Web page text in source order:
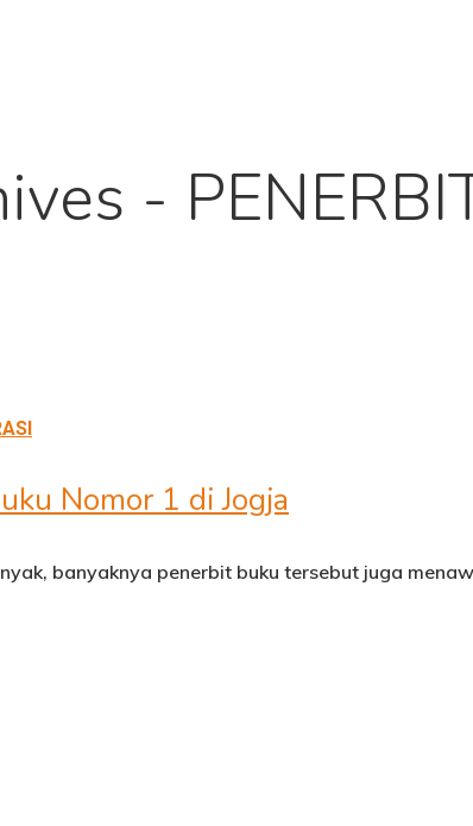
-
Nomor 1 di Jogja
banyaknya penerbit buku tersebut juga